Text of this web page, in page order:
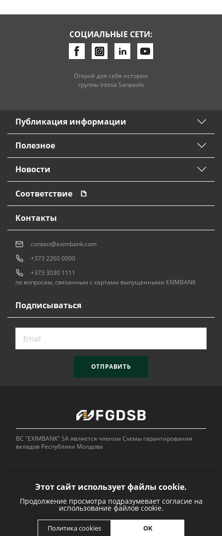
СОЦИАЛЬНЫЕ СЕТИ:
Открой для себя истории
группы Intesa Sanpaolo
Публикация информации
Полезное
Новости
Соответствие
Подписываться
ОТПРАВИТЬ
Контакты
contact@eximbank.com
+373 2260 0000
+373 3030 1111
по вопросам, связанным с картами выпущенными EXIMBANK
BC "EXIMBANK" SA является членом Схемы гарантирования
вкладов Республики Молдова
Bank of
Этот сайт использует файлы cookie.
Продолжение просмотра подразумевает согласие на
использование файлов cookie.
Политика cookies OK